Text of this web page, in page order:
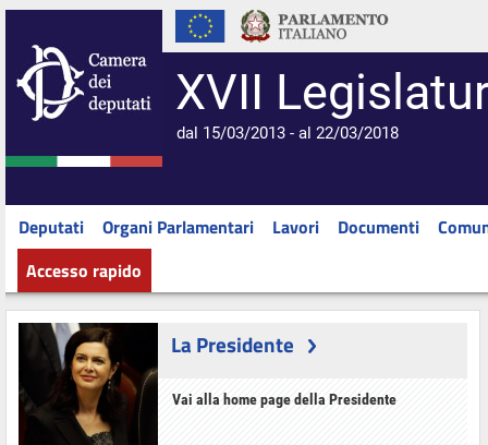
XVII
dal 15/03/2013 - al 22/03/2018
Deputati Organi Parlamentari Lavori Documenti
Accesso rapido
La Presidente
Vai alla home page della Presidente